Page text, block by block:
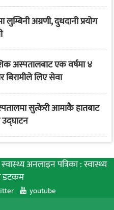
लुम्बिनी अग्रणी, दुधदानी प्रयोग
अस्पतालबाट एक वर्षमा ४
लिए सेवा
सुत्केरी आमाकै हातबाट
अनलाइन पत्रिका : स्वास्थ्य
डटकम
youtube